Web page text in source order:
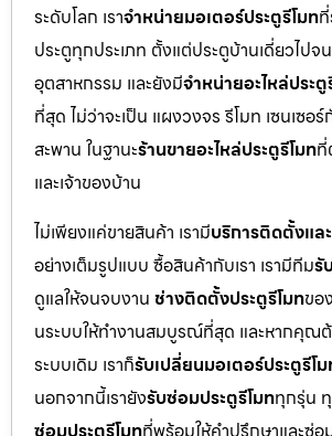
ระดับโลก เราจำหน่ายมอเตอร์ประตูรีโมท
ประตูทุกประเภท ตั้งแต่ประตูบ้านเดี่ยวไปจ
อุตสาหกรรม และยังมีจำหน่ายอะไหล่ประตู
ที่สุด ไม่ว่าจะเป็น แผงวงจร รีโมท เซนเซอ
สะพาน ในฐานะร้านขายอะไหล่ประตูรีโมทที่
และเจ้าของบ้าน
ไม่เพียงแค่ขายสินค้า เรามีบริการติดตั้งแล
อย่างเต็มรูปแบบ ซื้อสินค้ากับเรา เรามีทีมรั
ดูแลให้จนจบงาน ช่างติดตั้งประตูรีโมทขอ
นระบบให้ทำงานสมบูรณ์ที่สุด และหากคุณ
ระบบเดิม เราก็รับเปลี่ยนมอเตอร์ประตูรีโ
นอกจากนี้เรายังรับซ่อมประตูรีโมททุกรุ่น